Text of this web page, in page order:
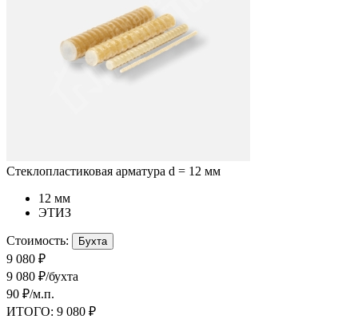
Стеклопластиковая арматура d = 12 мм
12 мм
ЭТИЗ
Стоимость: Бухта
9 080 ₽
9 080 ₽/бухта
90 ₽/м.п.
ИТОГО: 9 080 ₽